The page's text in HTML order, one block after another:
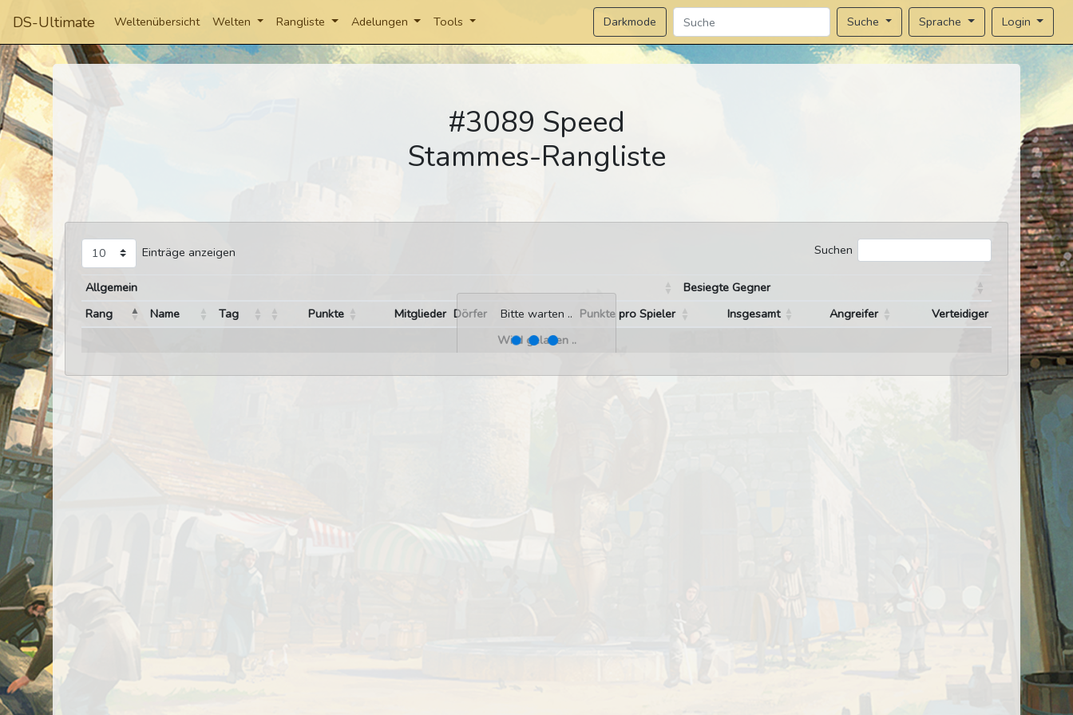
DS-Ultimate Weltenübersicht Welten Rangliste Adelungen Tools Darkmode Suche Sprache Login
#3089 Speed
Stammes-Rangliste
Einträge anzeigen Suchen
Bitte warten ..
Allgemein
Besiegte Gegner
Rang
Name Tag Punkte Mitglieder Dörfer Punkte pro Spieler Insgesamt Angreifer
Verteidiger
Wird geladen ..